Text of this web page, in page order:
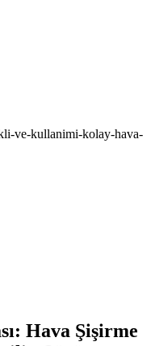
ve-kullanimi-kolay-hava-
Hava Şişirme